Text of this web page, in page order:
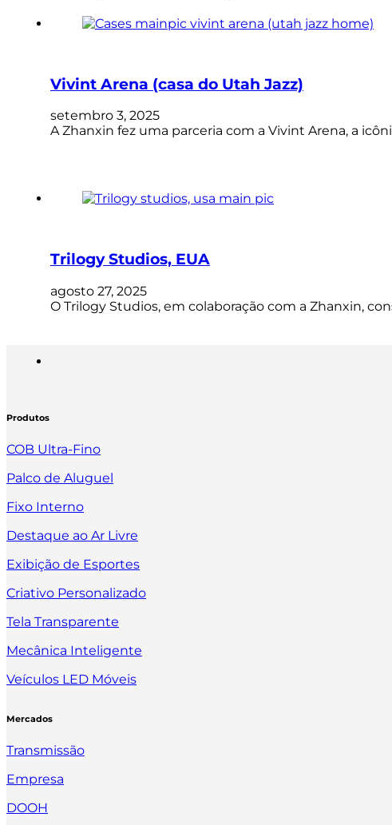
Vivint Arena (casa do Utah Jazz)
setembro 3, 2025
A Zhanxin fez uma parceria com a Vivint Arena, a
Trilogy Studios, EUA
agosto 27, 2025
O Trilogy Studios, em colaboração com a Zhanxin,
Produtos
COB Ultra-Fino
Palco de Aluguel
Fixo Interno
Destaque ao Ar Livre
Exibição de Esportes
Criativo Personalizado
Tela Transparente
Mecânica Inteligente
Veículos LED Móveis
Mercados
Transmissão
Empresa
DOOH